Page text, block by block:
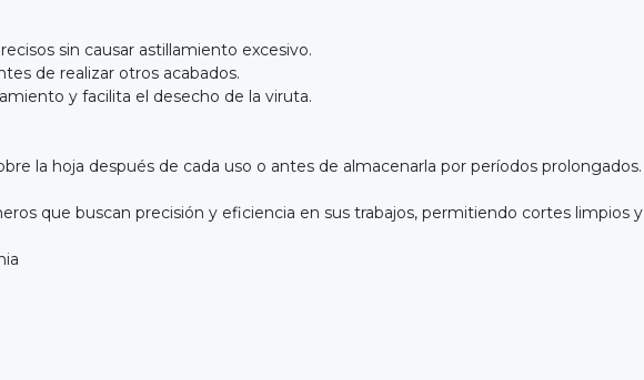
sin causar astillamiento excesivo.
de realizar otros acabados.
y facilita el desecho de la viruta.
la hoja después de cada uso o antes de almacenarla por períodos prolongados.
que buscan precisión y eficiencia en sus trabajos, permitiendo cortes limpios